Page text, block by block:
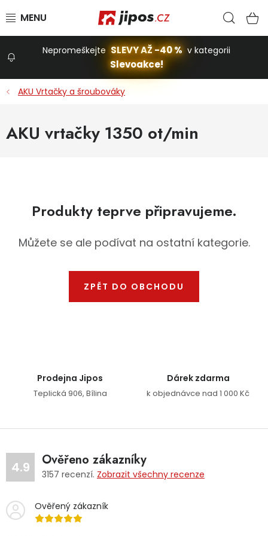
Dětská hřiště
Ochranné pomůcky
Nepromeškejte SLEVY AŽ -40 % v kategorii
Slevoakce!
AKU Vrtačky a šroubováky
AKU vrtačky 1350 ot/min
Produkty teprve připravujeme.
Můžete se ale podívat na ostatní kategorie.
ZPĚT DO OBCHODU
Prodejna Jipos
Teplická 906, Bílina
Dárek zdarma
k objednávce nad 1 000 Kč
4.9 Ověřeno zákazníky
3157 recenzí. Zobrazit všechny recenze
Ověřený zákazník